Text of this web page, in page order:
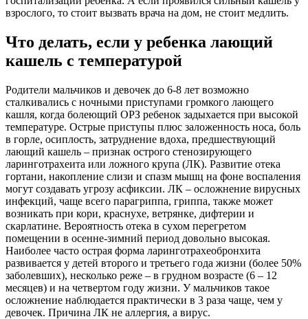
взрослого, то стоит вызвать врача на дом, не стоит медлить.
Что делать, если у ребенка лающий
кашель с температурой
Родители мальчиков и девочек до 6-8 лет возможно
сталкивались с ночными приступами громкого лающего
кашля, когда болеющий ОРЗ ребенок задыхается при высокой
температуре. Острые приступы плюс заложенность носа, боль
в горле, осиплость, затруднение вдоха, предшествующий
лающий кашель – признак острого стенозирующего
ларинготрахеита или ложного крупа (ЛК). Развитие отека
гортани, накопление слизи и спазм мышц на фоне воспаления
могут создавать угрозу асфиксии. ЛК – осложнение вирусных
инфекций, чаще всего парагриппа, гриппа, также может
возникать при кори, краснухе, ветрянке, дифтерии и
скарлатине. Вероятность отека в сухом перегретом
помещении в осенне-зимний период довольно высокая.
Наиболее часто острая форма ларинготрахеобронхита
развивается у детей второго и третьего года жизни (более 50%
заболевших), несколько реже – в грудном возрасте (6 – 12
месяцев) и на четвертом году жизни. У мальчиков такое
осложнение наблюдается практически в 3 раза чаще, чем у
девочек. Причина ЛК не аллергия, а вирус.